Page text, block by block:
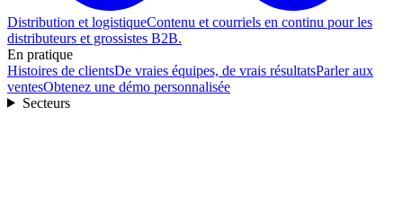
Distribution et logistiqueContenu et courriels en continu pour les
distributeurs et grossistes B2B.
En pratique
Histoires de clientsDe vraies équipes, de vrais résultatsParler aux
ventesObtenez une démo personnalisée
Secteurs